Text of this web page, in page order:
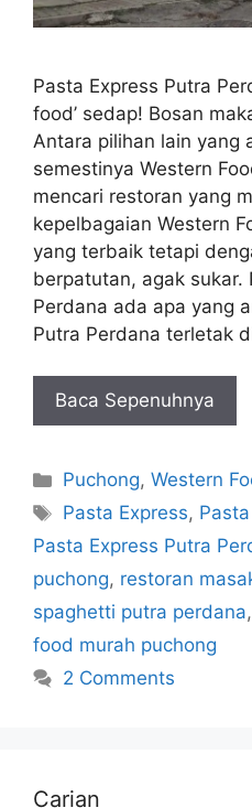
Pasta Express Putra
food’ sedap! Bosan
Antara pilihan lain yang
semestinya Western
mencari restoran yang
kepelbagaian Western
yang terbaik tetapi
berpatutan, agak sukar.
Perdana ada apa yang
Putra Perdana terletak
Baca Sepenuhnya
Categories
Puchong,Western
Tags
Pasta Express,
Pasta Express Putra
puchong, restoran
spaghetti putra perdana,
food murah puchong
2 Comments
Carian